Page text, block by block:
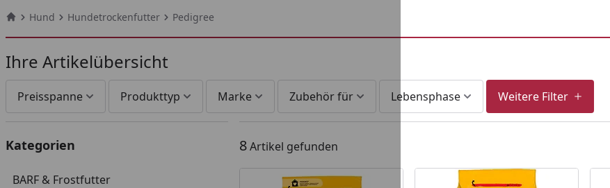
Hund Hundetrockenfutter Pedigree
Ihre Artikelübersicht
Preisspanne Produkttyp Marke Zubehör für Lebensphase Weitere Filter
Kategorien
BARF & Frostfutter
8Artikel gefunden